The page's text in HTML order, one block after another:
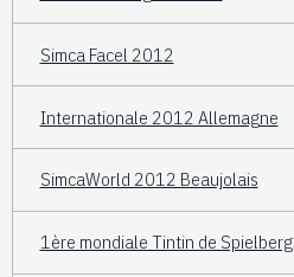
Simca Facel 2012
Internationale 2012 Allemagne
SimcaWorld 2012 Beaujolais
1ère mondiale Tintin de Spielberg